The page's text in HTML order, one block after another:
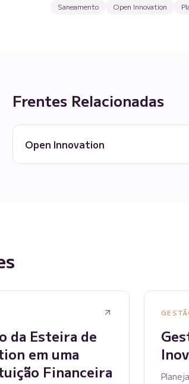
Saneamento Open Innovation
Frentes Relacionadas
Open Innovation
da Esteira de
em uma
Financeira